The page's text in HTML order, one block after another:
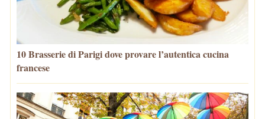
10 Brasserie di Parigi dove provare l’autentica cucina
francese